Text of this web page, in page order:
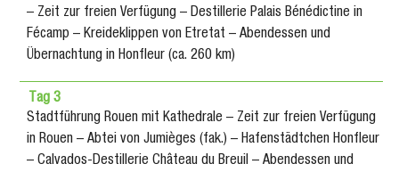
– Zeit zur freien Verfügung – Destillerie Palais Bénédictine in
Fécamp – Kreideklippen von Etretat – Abendessen und
Übernachtung in Honfleur (ca. 260 km)
Tag 3
Stadtführung Rouen mit Kathedrale – Zeit zur freien Verfügung
in Rouen – Abtei von Jumièges (fak.) – Hafenstädtchen Honfleur
– Calvados-Destillerie Château du Breuil – Abendessen und